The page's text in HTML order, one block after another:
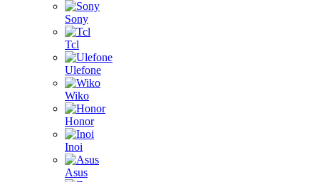
Sony
Tcl
Ulefone
Wiko
Honor
Inoi
Asus